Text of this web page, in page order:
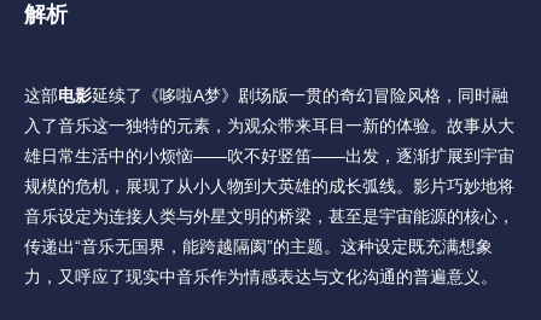
解析
这部电影延续了《哆啦A梦》剧场版一贯的奇幻冒险风格，同时融
入了音乐这一独特的元素，为观众带来耳目一新的体验。故事从大
雄日常生活中的小烦恼——吹不好竖笛——出发，逐渐扩展到宇宙
规模的危机，展现了从小人物到大英雄的成长弧线。影片巧妙地将
音乐设定为连接人类与外星文明的桥梁，甚至是宇宙能源的核心，
传递出“音乐无国界，能跨越隔阂”的主题。这种设定既充满想象
力，又呼应了现实中音乐作为情感表达与文化沟通的普遍意义。